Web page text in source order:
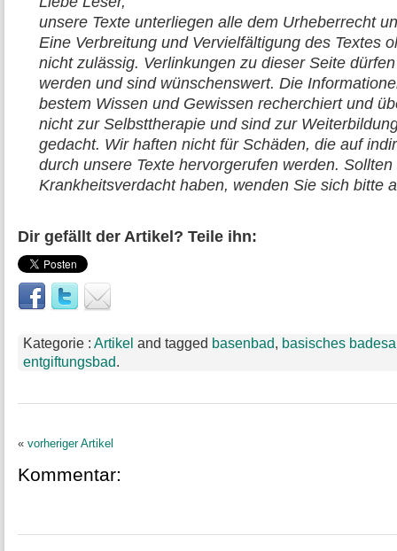
unsere Texte unterliegen alle dem Urheberrecht
Eine Verbreitung und Vervielfältigung des Textes
nicht zulässig. Verlinkungen zu dieser Seite
werden und sind wünschenswert. Die
bestem Wissen und Gewissen recherchiert und
nicht zur Selbsttherapie und sind zur
gedacht. Wir haften nicht für Schäden, die auf
durch unsere Texte hervorgerufen werden.
Krankheitsverdacht haben, wenden Sie sich bitte
Dir gefällt der Artikel? Teile ihn:
Kategorie :Artikel and tagged basenbad, basisches
entgiftungsbad.
« vorheriger Artikel
Kommentar: